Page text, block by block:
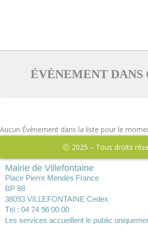
ÉVÈNEMENT DANS
Aucun Évènement dans la liste pour le
Ⓒ 2025 – Tous droits
Mairie de Villefontaine
Place Pierre Mendès France
BP 88
38093 VILLEFONTAINE Cedex
Tél : 04 74 96 00 00
Les services accueillent le public